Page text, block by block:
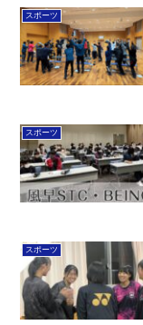
スポーツ
スポーツ
スポーツ